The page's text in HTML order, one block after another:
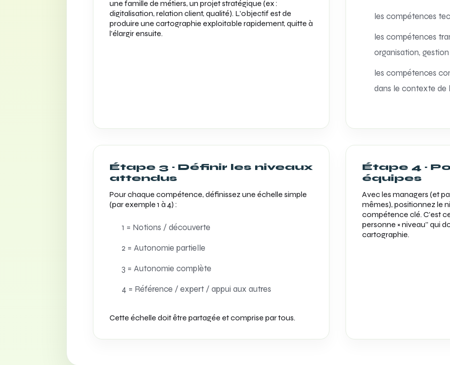
une famille de métiers, un projet stratégique (ex :
digitalisation, relation client, qualité). L’objectif est de
produire une cartographie exploitable rapidement, quitte à
l’élargir ensuite.
les compétences
les compétences
organisation,
les compétences
dans le contexte de
Étape 3 · Définir les niveaux
attendus
Pour chaque compétence, définissez une échelle simple
(par exemple 1 à 4) :
1 = Notions / découverte
2 = Autonomie partielle
3 = Autonomie complète
4 = Référence / expert / appui aux autres
Cette échelle doit être partagée et comprise par tous.
Étape 4 ·
équipes
Avec les managers (et
mêmes), positionnez le
compétence clé. C’est
personne × niveau” qui
cartographie.